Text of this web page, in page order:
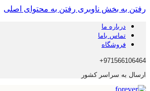
رفتن به بخش ناوبری رفتن به محتوای اصلی
درباره ما
تماس باما
فروشگاه
971566106464+
ارسال به سراسر کشور